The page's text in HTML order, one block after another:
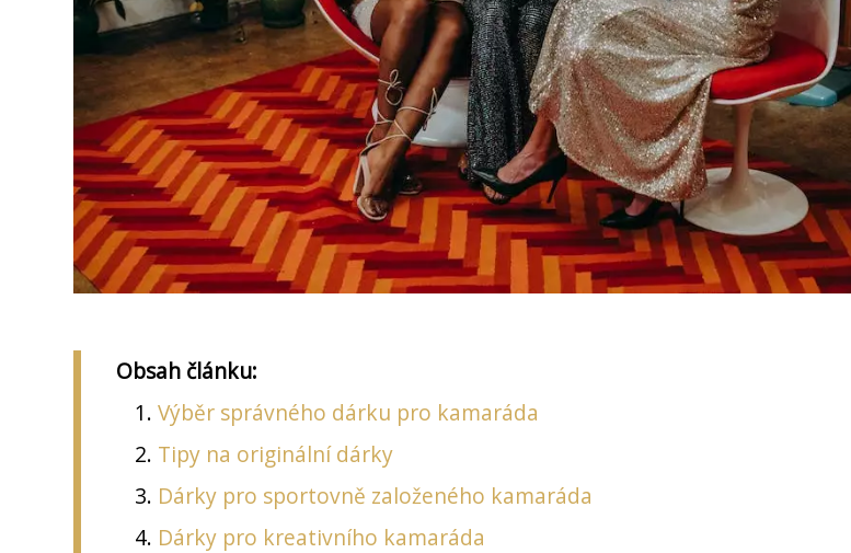
Obsah článku:
Výběr správného dárku pro kamaráda
Tipy na originální dárky
Dárky pro sportovně založeného kamaráda
Dárky pro kreativního kamaráda